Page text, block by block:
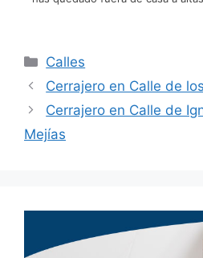
Calles
Cerrajero en Calle de
Cerrajero en Calle de
Mejías